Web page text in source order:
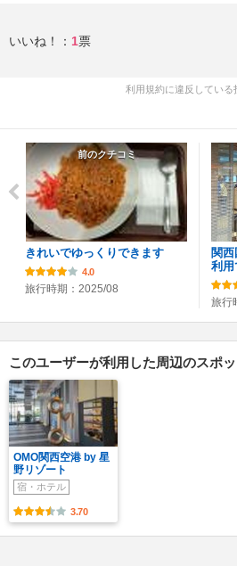
いいね！： 1票
利用規約に違反している
前のクチコミ
きれいでゆっくりできます
4.0
旅行時期：2025/08
関
利
旅行
このユーザーが利用した周辺のスポッ
OMO関西空港 by 星
野リゾート
宿・ホテル
3.70